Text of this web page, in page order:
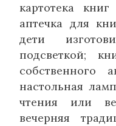
картотека
аптечка для
дети
подсветкой;
собственного
настольная
чтения или
вечерняя